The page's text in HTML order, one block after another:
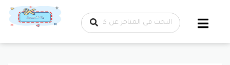
تخطي إلى
المحتوى